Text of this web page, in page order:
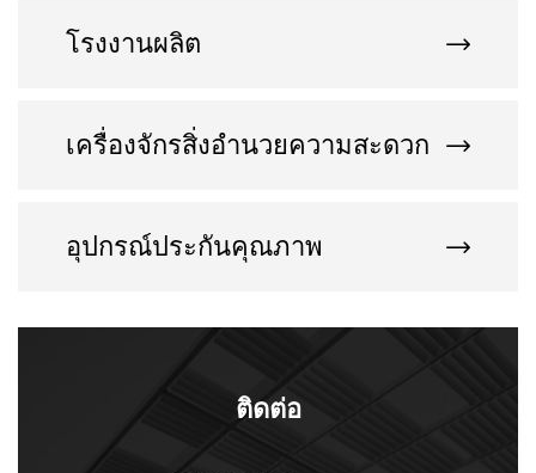
โรงงานผลิต
เครื่องจักรสิ่งอำนวยความสะดวก
อุปกรณ์ประกันคุณภาพ
ติดต่อ